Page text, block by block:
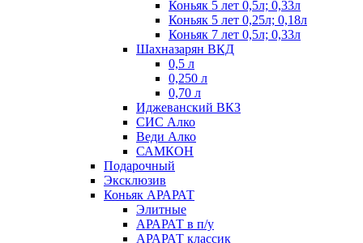
Коньяк 5 лет 0,5л; 0,33л
Коньяк 5 лет 0,25л; 0,18л
Коньяк 7 лет 0,5л; 0,33л
Шахназарян ВКД
0,5 л
0,250 л
0,70 л
Иджеванский ВКЗ
СИС Алко
Веди Алко
САМКОН
Подарочный
Эксклюзив
Коньяк АРАРАТ
Элитные
АРАРАТ в п/у
АРАРАТ классик